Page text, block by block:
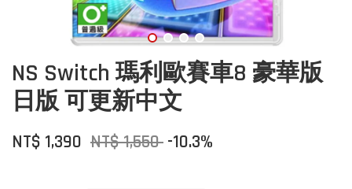
NS Switch 瑪利歐賽車8 豪華版
日版 可更新中文
NT$ 1,390 NT$ 1,550 -10.3%